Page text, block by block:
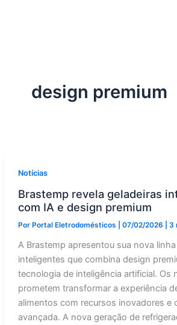
design premium
Notícias
Brastemp revela geladeiras
com IA e design premium
Por Portal Eletrodomésticos 07/02/2026 3
A Brastemp apresentou sua nova
inteligentes que combina design
tecnologia de inteligência artificial. Os
prometem transformar a experiência
alimentos com recursos inovadores e
avançada. A nova geração de